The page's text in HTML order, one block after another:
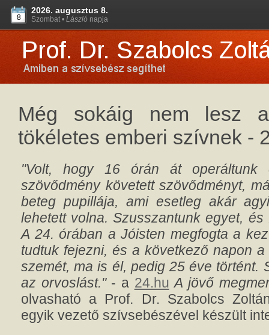
8
2026. augusztus 8.
Szombat • László napja
Még sokáig nem lesz
tökéletes emberi szívnek -
"Volt, hogy 16 órán át operáltunk
szövődmény követett szövődményt,
beteg pupillája, ami esetleg akár
lehetett volna. Szusszantunk egyet, és
A 24. órában a Jóisten megfogta a
tudtuk fejezni, és a következő napon
szemét, ma is él, pedig 25 éve történt.
az orvoslást."- a 24.hu A jövő
olvasható a Prof. Dr. Szabolcs
egyik vezető szívsebészével készült